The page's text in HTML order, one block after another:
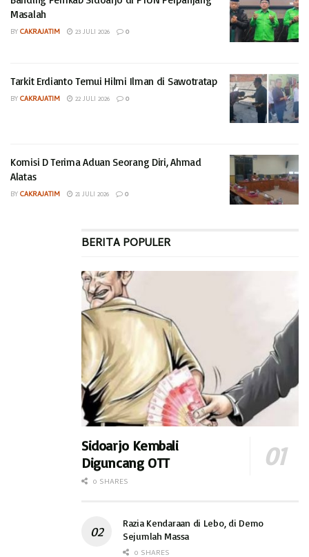
Masalah
BYCAKRAJATIM 23 JULI 2026 0
Tarkit Erdianto Temui Hilmi Ilman di Sawotratap
BYCAKRAJATIM 22 JULI 2026 0
Komisi D Terima Aduan Seorang Diri, Ahmad
Alatas
BYCAKRAJATIM 21 JULI 2026 0
BERITA POPULER
Sidoarjo Kembali
Diguncang OTT
0 SHARES
Razia Kendaraan di Lebo, di Demo
Sejumlah Massa
0 SHARES